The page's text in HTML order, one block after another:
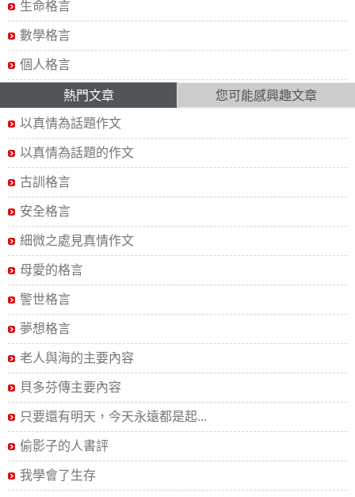
生命格言
數學格言
個人格言
熱門文章 您可能感興趣文章
以真情為話題作文
以真情為話題的作文
古訓格言
安全格言
細微之處見真情作文
母愛的格言
警世格言
夢想格言
老人與海的主要內容
貝多芬傳主要內容
只要還有明天，今天永遠都是起...
偷影子的人書評
我學會了生存